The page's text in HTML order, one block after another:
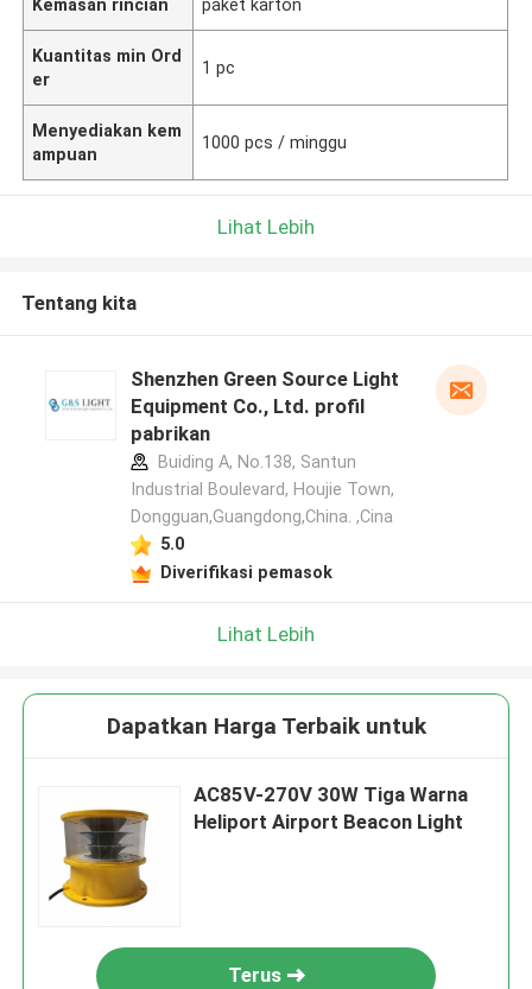
Kemasan rincian paket karton
Kuantitas min Ord
er
1 pc
Menyediakan kem
ampuan
1000 pcs / minggu
Lihat Lebih
Tentang kita
Shenzhen Green Source Light
Equipment Co., Ltd. profil
pabrikan
Buiding A, No.138, Santun
Industrial Boulevard, Houjie Town,
Dongguan,Guangdong,China. ,Cina
5.0
Diverifikasi pemasok
Lihat Lebih
Dapatkan Harga Terbaik untuk
AC85V-270V 30W Tiga Warna
Heliport Airport Beacon Light
Terus